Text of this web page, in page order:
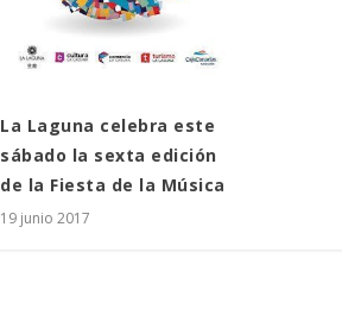
La Laguna celebra este
sábado la sexta edición
de la Fiesta de la Música
19 junio 2017